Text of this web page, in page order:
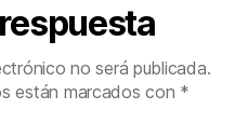
no será publicada.
están marcados con *